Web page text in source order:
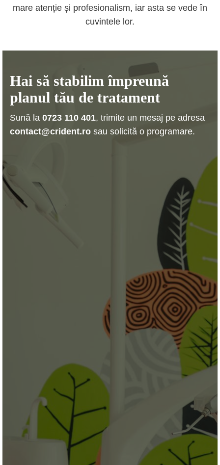
mare atenție și profesionalism, iar asta se vede în
cuvintele lor.
Hai să stabilim împreună
planul tău de tratament
Sună la 0723 110 401, trimite un mesaj pe adresa
contact@crident.ro sau solicită o programare.
Solicită o programare
Sunt de acord ca datele mele personale de mai sus să
fie utilizate în vederea contactării ulterioare *